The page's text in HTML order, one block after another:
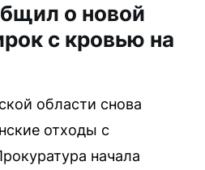
о новой
с кровью на
области снова
отходы с
начала